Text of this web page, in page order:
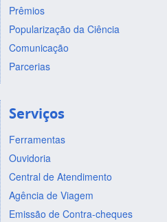
Prêmios
Popularização da Ciência
Comunicação
Parcerias
Serviços
Ferramentas
Ouvidoria
Central de Atendimento
Agência de Viagem
Emissão de Contra-cheques